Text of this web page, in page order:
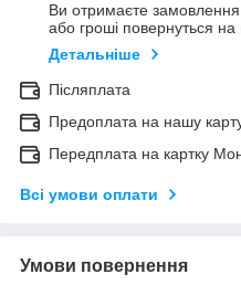
Ви отримаєте замовлення
або гроші повернуться на
Детальніше
Післяплата
Предоплата на нашу
Передплата на картку
Всі умови оплати
Умови повернення